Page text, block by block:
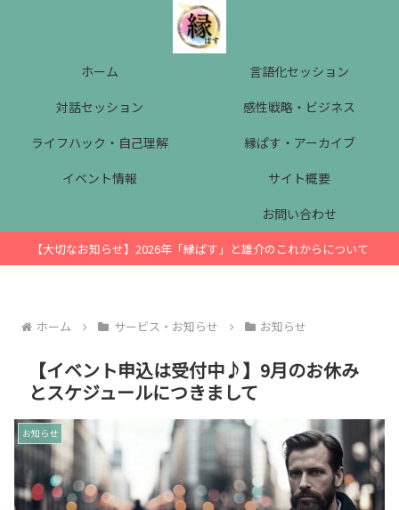
ホーム
言語化セッション
対話セッション
感性戦略・ビジネス
ライフハック・自己理解
縁ぱす・アーカイブ
イベント情報
サイト概要
お問い合わせ
【大切なお知らせ】2026年「縁ぱす」と雄介のこれからについて
ホーム サービス・お知らせ お知らせ
【イベント申込は受付中♪】9月のお休み
とスケジュールにつきまして
お知らせ